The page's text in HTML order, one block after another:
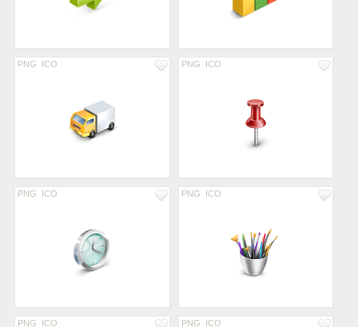
PNG ICO PNG ICO
PNG ICO PNG ICO
PNG ICO PNG ICO